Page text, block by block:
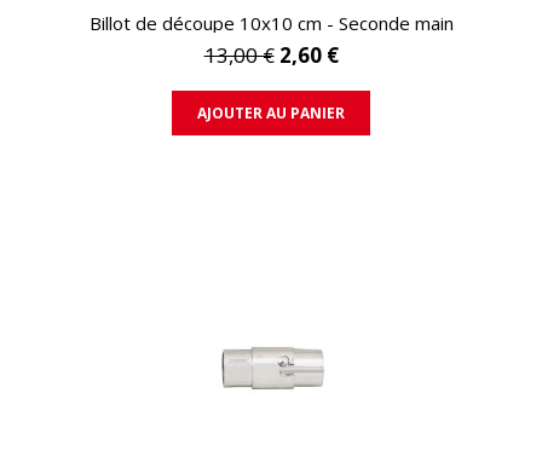
APERÇU RAPIDE
Billot de découpe 10x10 cm - Seconde main
13,00 € 2,60 €
AJOUTER AU PANIER